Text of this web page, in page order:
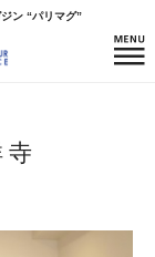
ン “パリマグ”